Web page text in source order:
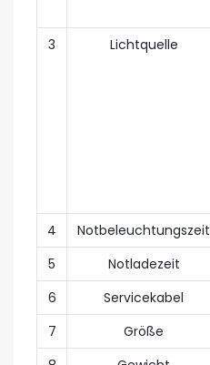
3
Lichtquelle
4
Notbeleuchtungszeit
5
Notladezeit
6
Servicekabel
7
Größe